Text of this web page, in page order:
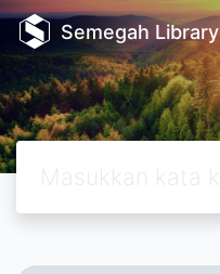
Semegah Library